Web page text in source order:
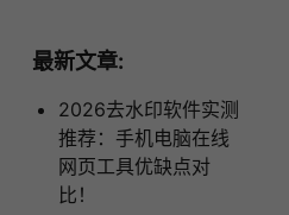
最新文章:
2026去水印软件实测
推荐：手机电脑在线
网页工具优缺点对
比！